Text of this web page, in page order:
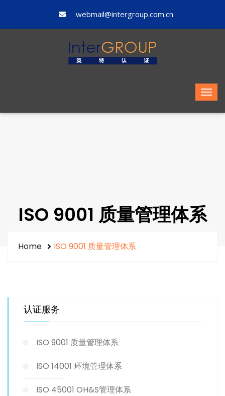
webmail@intergroup.com.cn
ISO 9001 质量管理体系
Home ISO 9001 质量管理体系
认证服务
ISO 9001 质量管理体系
ISO 14001 环境管理体系
ISO 45001 OH&S管理体系